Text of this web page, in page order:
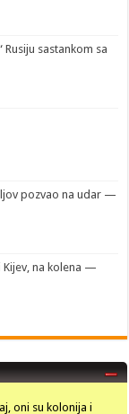
Rusiju sastankom sa
pozvao na udar —
Kijev, na kolena —
oni su kolonija i